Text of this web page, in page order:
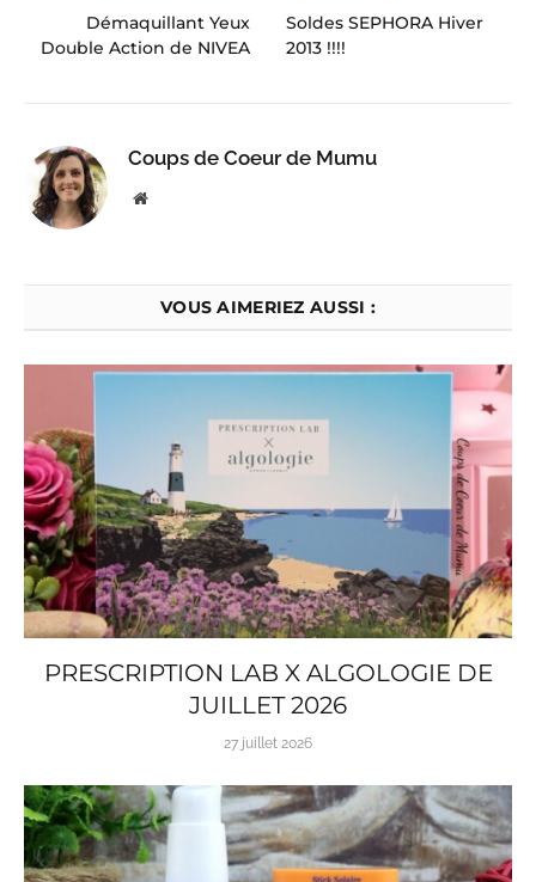
Démaquillant Yeux
Double Action de NIVEA
Soldes SEPHORA Hiver
2013 !!!!
Coups de Coeur de Mumu
Website
VOUS AIMERIEZ AUSSI :
PRESCRIPTION LAB X ALGOLOGIE DE
JUILLET 2026
27 juillet 2026